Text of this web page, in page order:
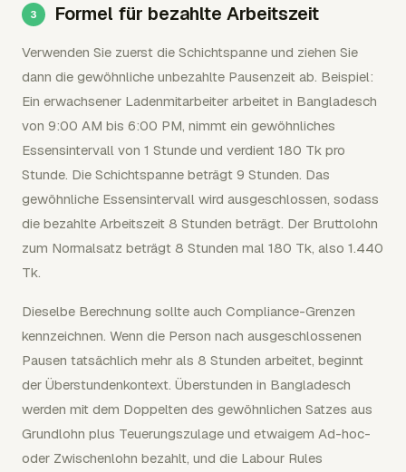
Formel für bezahlte Arbeitszeit
Verwenden Sie zuerst die Schichtspanne und ziehen Sie
dann die gewöhnliche unbezahlte Pausenzeit ab. Beispiel:
Ein erwachsener Ladenmitarbeiter arbeitet in Bangladesch
von 9:00 AM bis 6:00 PM, nimmt ein gewöhnliches
Essensintervall von 1 Stunde und verdient 180 Tk pro
Stunde. Die Schichtspanne beträgt 9 Stunden. Das
gewöhnliche Essensintervall wird ausgeschlossen, sodass
die bezahlte Arbeitszeit 8 Stunden beträgt. Der Bruttolohn
zum Normalsatz beträgt 8 Stunden mal 180 Tk, also 1.440
Tk.
Dieselbe Berechnung sollte auch Compliance-Grenzen
kennzeichnen. Wenn die Person nach ausgeschlossenen
Pausen tatsächlich mehr als 8 Stunden arbeitet, beginnt
der Überstundenkontext. Überstunden in Bangladesch
werden mit dem Doppelten des gewöhnlichen Satzes aus
Grundlohn plus Teuerungszulage und etwaigem Ad-hoc-
oder Zwischenlohn bezahlt, und die Labour Rules